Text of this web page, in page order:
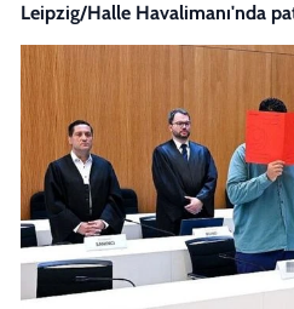
Leipzig/Halle Havalimanı'nda